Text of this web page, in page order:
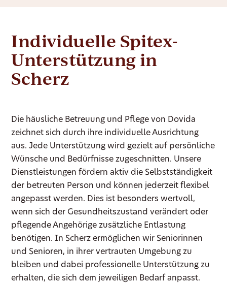
Individuelle Spitex-
Unterstützung in
Scherz
Die häusliche Betreuung und Pflege von Dovida
zeichnet sich durch ihre individuelle Ausrichtung
aus. Jede Unterstützung wird gezielt auf persönliche
Wünsche und Bedürfnisse zugeschnitten. Unsere
Dienstleistungen fördern aktiv die Selbstständigkeit
der betreuten Person und können jederzeit flexibel
angepasst werden. Dies ist besonders wertvoll,
wenn sich der Gesundheitszustand verändert oder
pflegende Angehörige zusätzliche Entlastung
benötigen. In Scherz ermöglichen wir Seniorinnen
und Senioren, in ihrer vertrauten Umgebung zu
bleiben und dabei professionelle Unterstützung zu
erhalten, die sich dem jeweiligen Bedarf anpasst.